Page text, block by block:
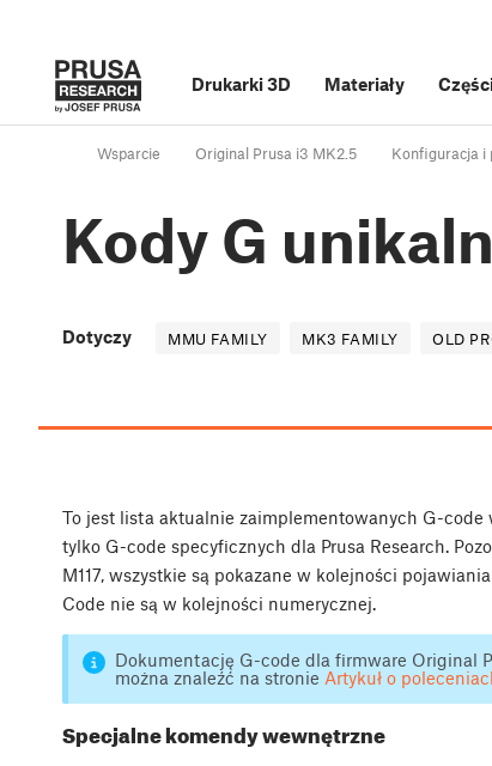
Drukarki 3D Materiały
Wsparcie Original Prusa i3 MK2.5 Konfiguracja i
Kody G
Dotyczy MMU FAMILY MK3 FAMILY OLD
To jest lista aktualnie zaimplementowanych G-code
tylko G-code specyficznych dla Prusa Research.
M117, wszystkie są pokazane w kolejności
Code nie są w kolejności numerycznej.
Dokumentację G-code dla firmware
można znaleźć na stronie Artykuł o
Specjalne komendy wewnętrzne